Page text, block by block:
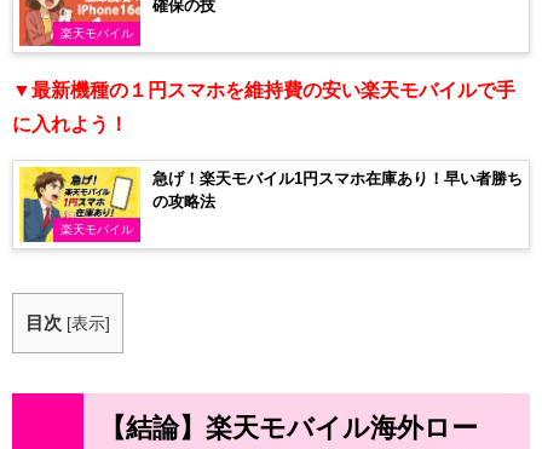
楽天モバイル
確保の技
▼最新機種の１円スマホを維持費の安い楽天モバイルで手
に入れよう！
楽天モバイル
急げ！楽天モバイル1円スマホ在庫あり！早い者勝ち
の攻略法
目次 [表示]
【結論】楽天モバイル海外ロー